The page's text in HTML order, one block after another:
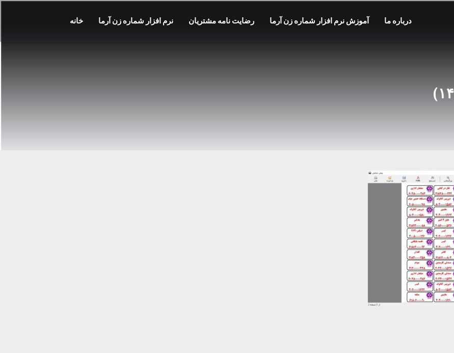
درباره ما آموزش نرم افزار شماره زن آرما رضایت نامه مشتریان نرم افزار شماره زن آرما خانه